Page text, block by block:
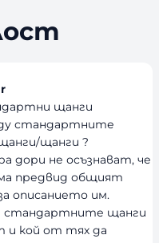
щанги
стандартните
щанги ?
дори не осъзнават, че
предвид общият
описанието им.
стандартните щанги
и кой от тях да